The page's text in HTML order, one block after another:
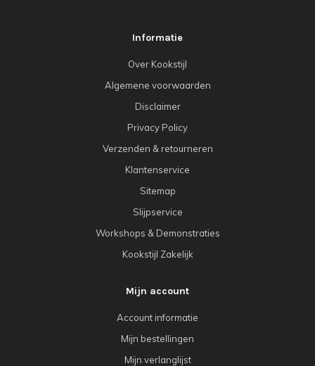
Informatie
Over Kookstijl
Algemene voorwaarden
Disclaimer
Privacy Policy
Verzenden & retourneren
Klantenservice
Sitemap
Slijpservice
Workshops & Demonstraties
Kookstijl Zakelijk
Mijn account
Account informatie
Mijn bestellingen
Mijn verlanglijst